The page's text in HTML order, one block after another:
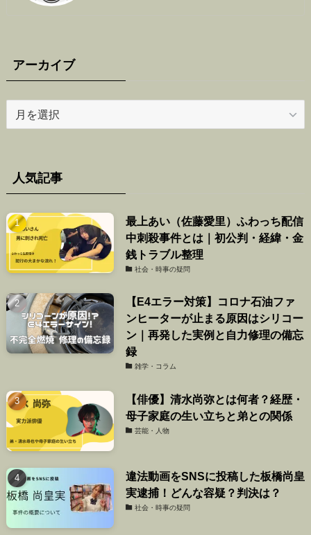
アーカイブ
ブ人気記事
最上あい（佐藤愛里）ふわっち配信
中刺殺事件とは｜初公判・経緯・金
銭トラブル整理
社会・時事の疑問
【E4エラー対策】コロナ石油ファ
ンヒーターが止まる原因はシリコー
ン｜再発した実例と自力修理の備忘
録
雑学・コラム
【俳優】清水尚弥とは何者？経歴・
母子家庭の生い立ちと弟との関係
芸能・人物
違法動画をSNSに投稿した板橋尚皇
実逮捕！どんな容疑？判決は？
社会・時事の疑問